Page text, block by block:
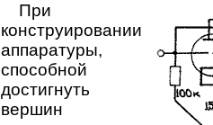
При
конструировании
аппаратуры,
способной
достигнуть
вершин